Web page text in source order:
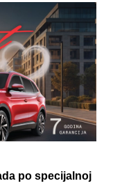
po specijalnoj